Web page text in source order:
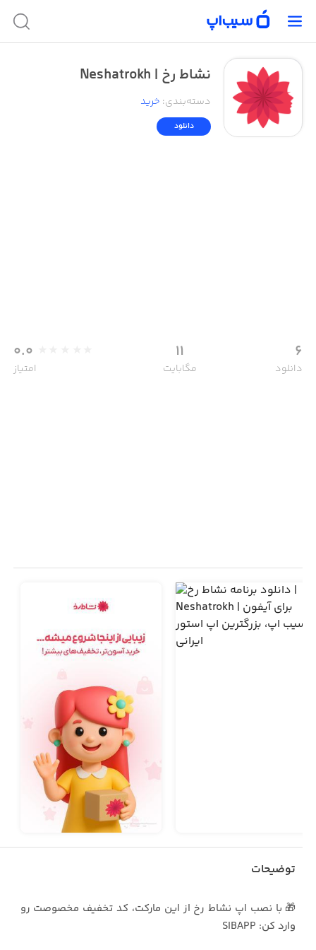
نشاط رخ | Neshatrokh
دسته‌بندی: خرید
دانلود
6
دانلود
11
مگابایت
0.0
امتیاز
توضیحات
🎁 با نصب اپ نشاط رخ از این مارکت، کد تخفیف مخصوصت رو
وارد کن: SIBAPP